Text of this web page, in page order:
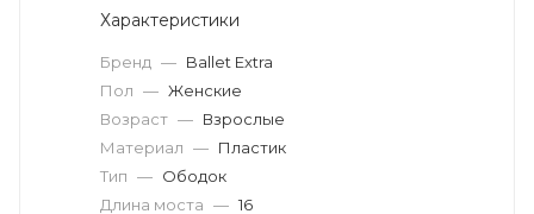
Характеристики
Бренд — Ballet Extra
Пол — Женские
Возраст — Взрослые
Материал — Пластик
Тип — Ободок
Длина моста — 16